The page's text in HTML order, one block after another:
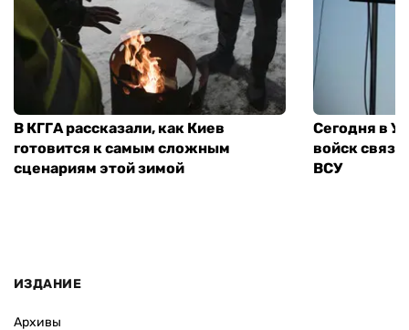
В КГГА рассказали, как Киев
готовится к самым сложным
сценариям этой зимой
Сегодня в
войск
ВСУ
ИЗДАНИЕ
Архивы